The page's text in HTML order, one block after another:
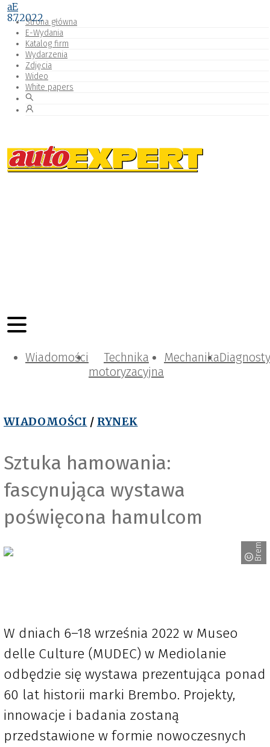
Strona główna
E-Wydania
Katalog firm
Wydarzenia
Zdjęcia
Wideo
White papers
Wiadomości
Technika
motoryzacyjna
Mechanika
WIADOMOŚCI / RYNEK
Sztuka hamowania:
fascynująca wystawa
poświęcona hamulcom
Brembo
aE
8.7.2022
W dniach 6–18 września 2022 w Museo
delle Culture (MUDEC) w Mediolanie
odbędzie się wystawa prezentująca ponad
60 lat historii marki Brembo. Projekty,
innowacje i badania zostaną
przedstawione w formie nowoczesnych